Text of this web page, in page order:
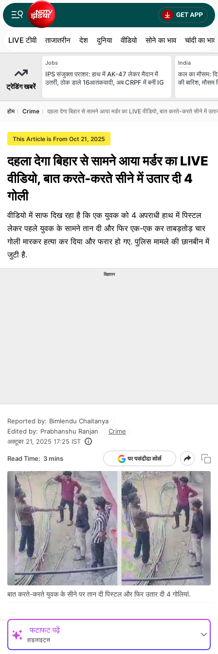
LIVE टीवी ताजातरीन देश दुनिया वीडियो सोने का भाव चांदी का भाव
ट्रेडिंग खबरें
Jobs
IPS संजुक्ता पराशर: हाथ में AK-47 लेकर मैदान में
उतरीं, ठोक डाले 16आतंकवादी, अब CRPF में बनीं IG
India
कल का मौसम:
की बारिश, मौसम
होम Crime दहला देगा बिहार से सामने आया मर्डर का LIVE वीडियो, बात करते-करते सीने में
This Article is From Oct 21, 2025
दहला देगा बिहार से सामने आया मर्डर का LIVE
वीडियो, बात करते-करते सीने में उतार दी 4
गोली
वीडियो में साफ दिख रहा है कि एक युवक को 4 अपराधी हाथ में पिस्टल
लेकर पहले युवक के सामने तान दी और फिर एक-एक कर ताबड़तोड़ चार
गोली मारकर हत्या कर दिया और फरार हो गए. पुलिस मामले की छानबीन में
जुटी है.
विज्ञापन
Reported by: Bimlendu Chaitanya
Edited by: Prabhanshu Ranjan
Crime
अक्टूबर 21, 2025 17:25 IST
Read Time: 3 mins
बात करते-करते युवक के सीने पर तान दी पिस्टल और फिर उतार दी 4 गोलियां.
फटाफट पढ़ें
हाइलाइट्स